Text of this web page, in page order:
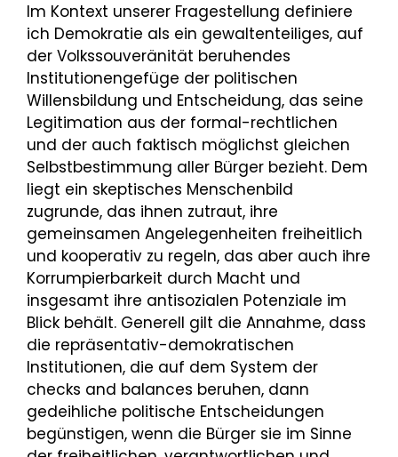
Im Kontext unserer Fragestellung definiere
ich Demokratie als ein gewaltenteiliges, auf
der Volkssouveränität beruhendes
Institutionengefüge der politischen
Willensbildung und Entscheidung, das seine
Legitimation aus der formal-rechtlichen
und der auch faktisch möglichst gleichen
Selbstbestimmung aller Bürger bezieht. Dem
liegt ein skeptisches Menschenbild
zugrunde, das ihnen zutraut, ihre
gemeinsamen Angelegenheiten freiheitlich
und kooperativ zu regeln, das aber auch ihre
Korrumpierbarkeit durch Macht und
insgesamt ihre antisozialen Potenziale im
Blick behält. Generell gilt die Annahme, dass
die repräsentativ-demokratischen
Institutionen, die auf dem System der
checks and balances beruhen, dann
gedeihliche politische Entscheidungen
begünstigen, wenn die Bürger sie im Sinne